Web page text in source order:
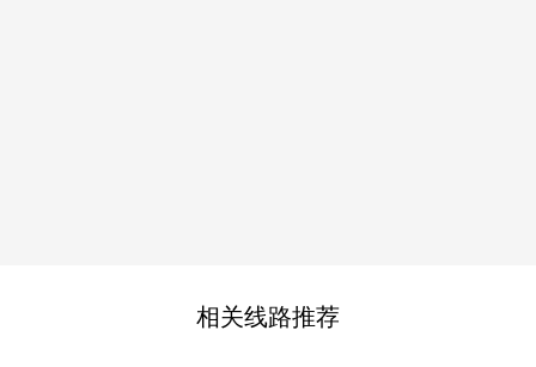
相关线路推荐